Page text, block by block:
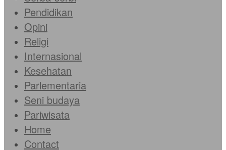
Pendidikan
Opini
Religi
Internasional
Kesehatan
Parlementaria
Seni budaya
Pariwisata
Home
Contact